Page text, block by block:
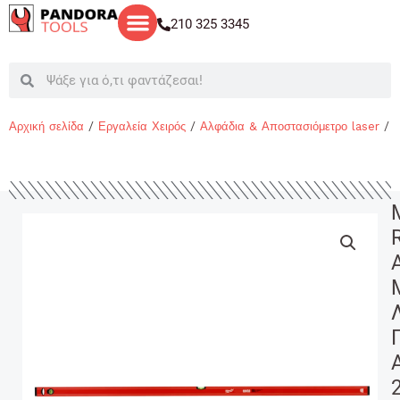
Μετάβαση
στο
210 325 3345
SearchSearch
Αρχική σελίδα / Εργαλεία Χειρός / Αλφάδια & Αποστασιόμετρο laser /